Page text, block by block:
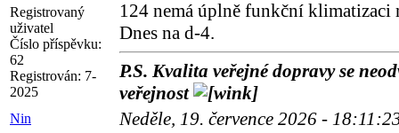
Registrovaný
uživatel
Číslo příspěvku:
62
Registrován: 7-
2025
124 nemá úplně funkční
Dnes na d-4.
P.S. Kvalita veřejné dopravy se
veřejnost
Nin Neděle, 19. července 2026 -